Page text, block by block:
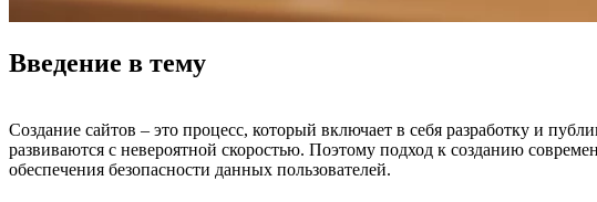
Введение в тему
Создание сайтов – это процесс, который включает в себя разработку и
развиваются с невероятной скоростью. Поэтому подход к созданию
обеспечения безопасности данных пользователей.